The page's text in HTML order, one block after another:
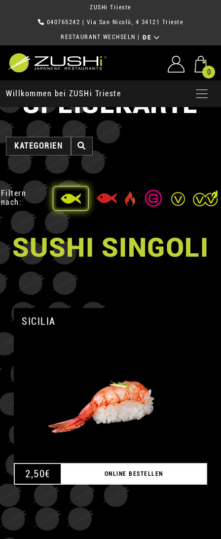
ZUSHi Trieste
040765242 | Via San Nicolò, 4 34121 Trieste
RESTAURANT WECHSELN DE
0
Willkommen bei ZUSHi Trieste
SPEISEKARTE
KATEGORIEN
Filtern
nach:
SUSHI SINGOLI
SICILIA
2,50€ ONLINE BESTELLEN